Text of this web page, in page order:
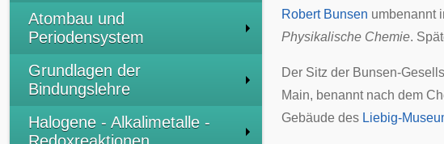
Atombau und
Periodensystem
Grundlagen der
Bindungslehre
Halogene - Alkalimetalle -
Robert Bunsen umbenannt
Physikalische Chemie.
Der Sitz der Bunsen-
Main, benannt nach dem
Gebäude des Liebig-